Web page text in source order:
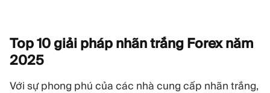
Top 10 giải pháp nhãn trắng Forex năm
2025
Với sự phong phú của các nhà cung cấp nhãn trắng,